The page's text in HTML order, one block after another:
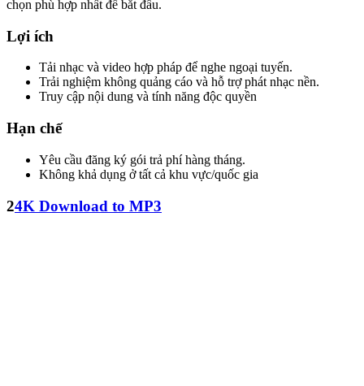
chọn phù hợp nhất để bắt đầu.
Lợi ích
Tải nhạc và video hợp pháp để nghe ngoại tuyến.
Trải nghiệm không quảng cáo và hỗ trợ phát nhạc nền.
Truy cập nội dung và tính năng độc quyền
Hạn chế
Yêu cầu đăng ký gói trả phí hàng tháng.
Không khả dụng ở tất cả khu vực/quốc gia
24K Download to MP3